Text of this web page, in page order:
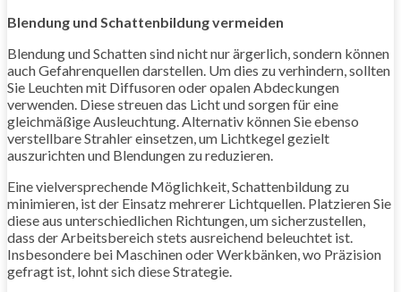
Blendung und Schattenbildung vermeiden
Blendung und Schatten sind nicht nur ärgerlich, sondern können
auch Gefahrenquellen darstellen. Um dies zu verhindern, sollten
Sie Leuchten mit Diffusoren oder opalen Abdeckungen
verwenden. Diese streuen das Licht und sorgen für eine
gleichmäßige Ausleuchtung. Alternativ können Sie ebenso
verstellbare Strahler einsetzen, um Lichtkegel gezielt
auszurichten und Blendungen zu reduzieren.
Eine vielversprechende Möglichkeit, Schattenbildung zu
minimieren, ist der Einsatz mehrerer Lichtquellen. Platzieren Sie
diese aus unterschiedlichen Richtungen, um sicherzustellen,
dass der Arbeitsbereich stets ausreichend beleuchtet ist.
Insbesondere bei Maschinen oder Werkbänken, wo Präzision
gefragt ist, lohnt sich diese Strategie.